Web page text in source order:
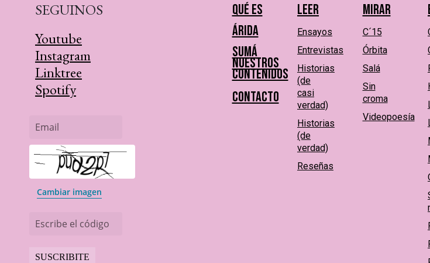
SEGUINOS
Youtube
Instagram
Linktree
Spotify
Email
Cambiar imagen
Escribe el código
Qué es
Árida
Sumá
nuestros
contenidos
Contacto
Leer
Ensayos
Entrevistas
Historias
(de
casi
verdad)
Historias
(de
verdad)
Reseñas
Mirar
C´15
Órbita
Salá
Sin
croma
Videopoesía